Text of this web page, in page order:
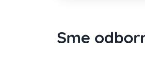
Sme